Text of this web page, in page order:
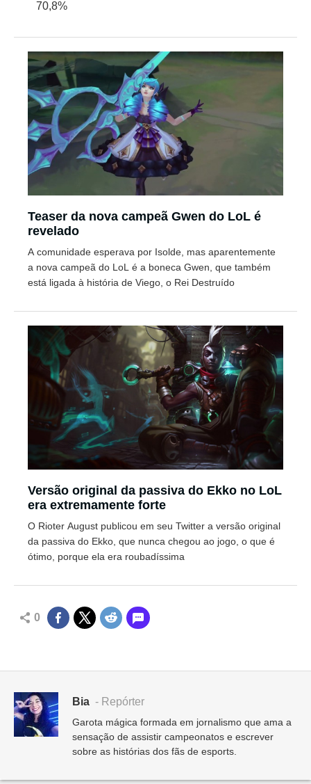
70,8%
Teaser da nova campeã Gwen do LoL é
revelado
A comunidade esperava por Isolde, mas aparentemente
a nova campeã do LoL é a boneca Gwen, que também
está ligada à história de Viego, o Rei Destruído
Versão original da passiva do Ekko no LoL
era extremamente forte
O Rioter August publicou em seu Twitter a versão original
da passiva do Ekko, que nunca chegou ao jogo, o que é
ótimo, porque ela era roubadíssima
0
Bia - Repórter
Garota mágica formada em jornalismo que ama a
sensação de assistir campeonatos e escrever
sobre as histórias dos fãs de esports.